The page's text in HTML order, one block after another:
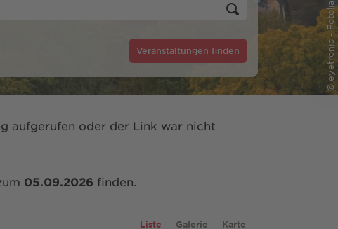
© eyetronic - Fotolia
Veranstaltungen finden
aufgerufen oder der Link war nicht
05.09.2026 finden.
Liste Galerie Karte